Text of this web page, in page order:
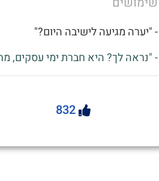
- "יערה מגיעה לישיבה היום?"
- "נראה לך? היא חברת ימי עסקים,
832